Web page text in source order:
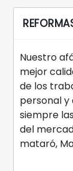
Nuestro
mejor
de los
personal
siempre
del
mataró,